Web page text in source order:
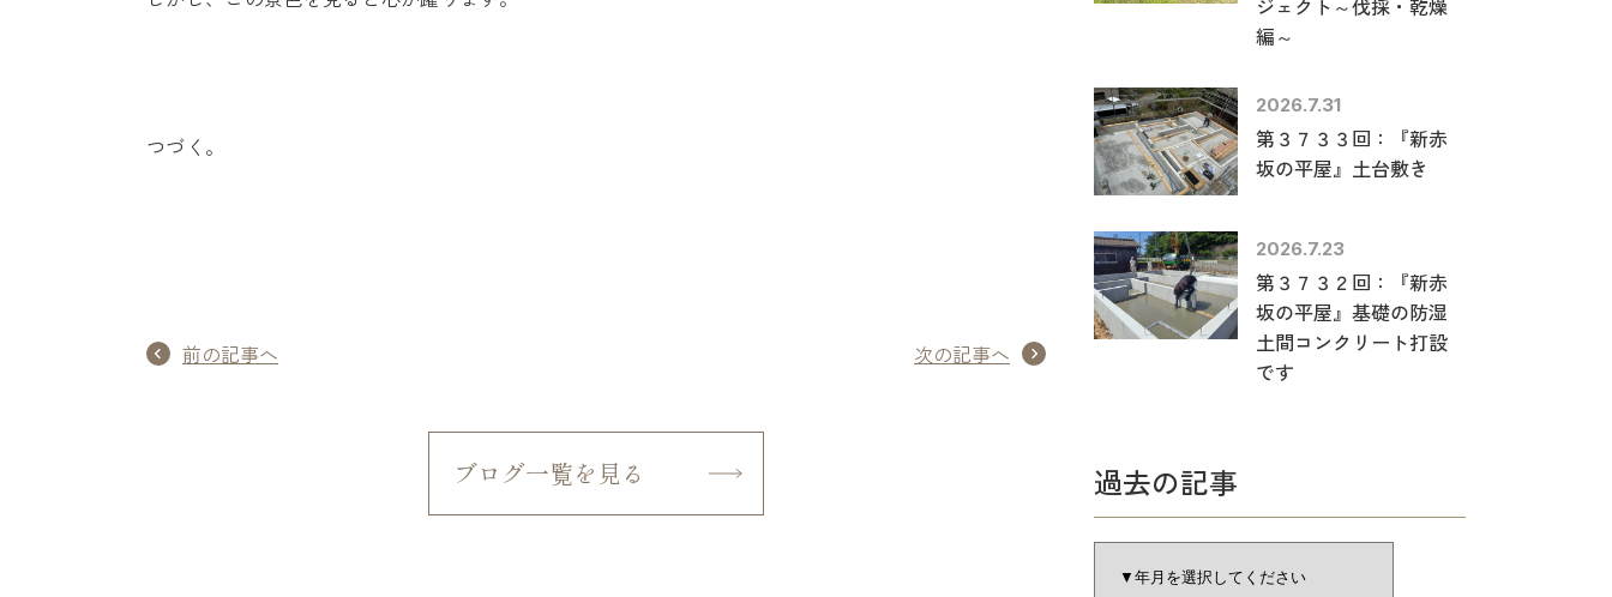
つづく。
前の記事へ 次の記事へ
ブログ一覧を見る
ジェクト～伐採・乾燥
編～
2026.7.31
第３７３３回：『新赤
坂の平屋』土台敷き
2026.7.23
第３７３２回：『新赤
坂の平屋』基礎の防湿
土間コンクリート打設
です
過去の記事